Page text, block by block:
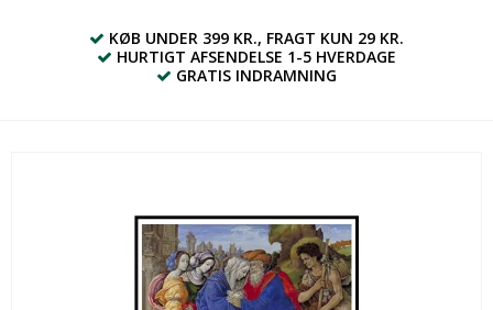
KØB UNDER 399 KR., FRAGT KUN 29 KR.
HURTIGT AFSENDELSE 1-5 HVERDAGE
GRATIS INDRAMNING